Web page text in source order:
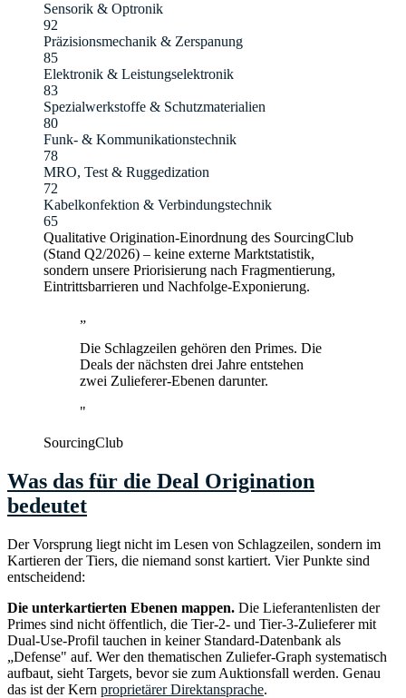
Sensorik & Optronik
92
Präzisionsmechanik & Zerspanung
85
Elektronik & Leistungselektronik
83
Spezialwerkstoffe & Schutzmaterialien
80
Funk- & Kommunikationstechnik
78
MRO, Test & Ruggedization
72
Kabelkonfektion & Verbindungstechnik
65
Qualitative Origination-Einordnung des SourcingClub
(Stand Q2/2026) – keine externe Marktstatistik,
sondern unsere Priorisierung nach Fragmentierung,
Eintrittsbarrieren und Nachfolge-Exponierung.
„
Die Schlagzeilen gehören den Primes. Die
Deals der nächsten drei Jahre entstehen
zwei Zulieferer-Ebenen darunter.
"
SourcingClub
Was das für die Deal Origination
bedeutet
Der Vorsprung liegt nicht im Lesen von Schlagzeilen, sondern im
Kartieren der Tiers, die niemand sonst kartiert. Vier Punkte sind
entscheidend:
Die unterkartierten Ebenen mappen. Die Lieferantenlisten der
Primes sind nicht öffentlich, die Tier-2- und Tier-3-Zulieferer mit
Dual-Use-Profil tauchen in keiner Standard-Datenbank als
„Defense" auf. Wer den thematischen Zuliefer-Graph systematisch
aufbaut, sieht Targets, bevor sie zum Auktionsfall werden. Genau
das ist der Kern proprietärer Direktansprache.